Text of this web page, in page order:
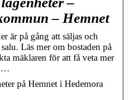
– Hemnet
är på gång att säljas och
Läs mer om bostaden på
mäklaren för att få veta mer
…
på Hemnet i Hedemora